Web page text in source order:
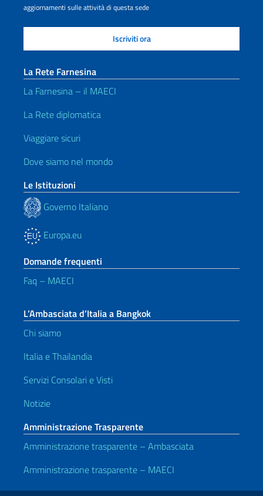
aggiornamenti sulle attività di questa sede
La Rete Farnesina
La Farnesina – il MAECI
La Rete diplomatica
Viaggiare sicuri
Dove siamo nel mondo
Le Istituzioni
Governo Italiano
Europa.eu
Domande frequenti
Faq – MAECI
L’Ambasciata d’Italia a Bangkok
Chi siamo
Italia e Thailandia
Servizi Consolari e Visti
Notizie
Amministrazione Trasparente
Amministrazione trasparente – Ambasciata
Amministrazione trasparente – MAECI